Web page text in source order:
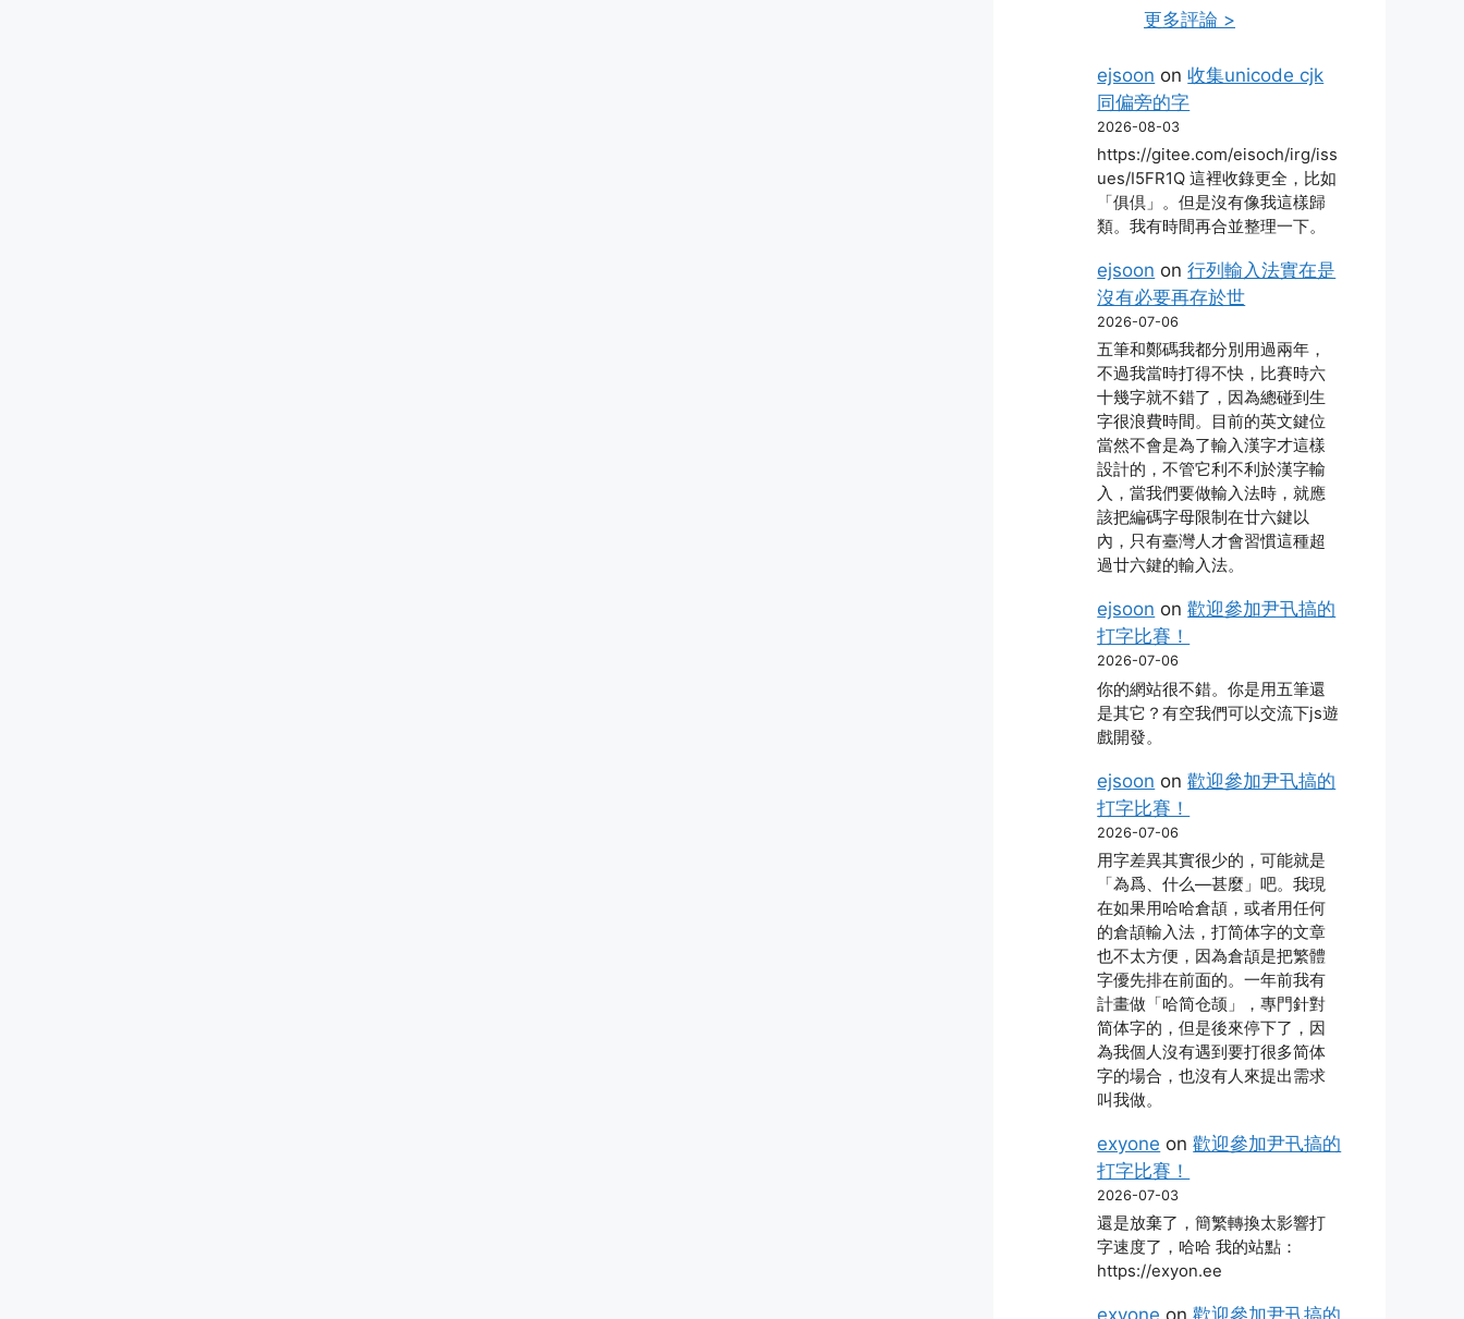
更多評論 >
ejsoon on收集unicode cjk
同偏旁的字
2026-08-03
https://gitee.com/eisoch/irg/iss
ues/I5FR1Q 這裡收錄更全，比如
「俱倶」。但是沒有像我這樣歸
類。我有時間再合並整理一下。
ejsoon on行列輸入法實在是
沒有必要再存於世
2026-07-06
五筆和鄭碼我都分別用過兩年，
不過我當時打得不快，比賽時六
十幾字就不錯了，因為總碰到生
字很浪費時間。目前的英文鍵位
當然不會是為了輸入漢字才這樣
設計的，不管它利不利於漢字輸
入，當我們要做輸入法時，就應
該把編碼字母限制在廿六鍵以
內，只有臺灣人才會習慣這種超
過廿六鍵的輸入法。
ejsoon on歡迎參加尹卂搞的
打字比賽！
2026-07-06
你的網站很不錯。你是用五筆還
是其它？有空我們可以交流下js遊
戲開發。
ejsoon on歡迎參加尹卂搞的
打字比賽！
2026-07-06
用字差異其實很少的，可能就是
「為爲、什么―甚麼」吧。我現
在如果用哈哈倉頡，或者用任何
的倉頡輸入法，打简体字的文章
也不太方便，因為倉頡是把繁體
字優先排在前面的。一年前我有
計畫做「哈简仓颉」，專門針對
简体字的，但是後來停下了，因
為我個人沒有遇到要打很多简体
字的場合，也沒有人來提出需求
叫我做。
exyone on歡迎參加尹卂搞的
打字比賽！
2026-07-03
還是放棄了，簡繁轉換太影響打
字速度了，哈哈 我的站點：
https://exyon.ee